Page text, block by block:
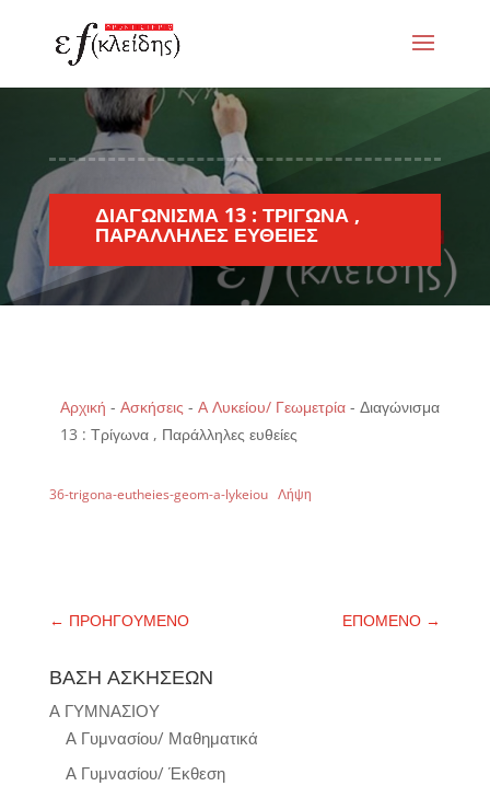
ΔΙΑΓΏΝΙΣΜΑ 13 : ΤΡΊΓΩΝΑ ,
ΠΑΡΆΛΛΗΛΕΣ ΕΥΘΕΊΕΣ
Αρχική - Ασκήσεις - Α Λυκείου/ Γεωμετρία- Διαγώνισμα
13 : Τρίγωνα , Παράλληλες ευθείες
36-trigona-eutheies-geom-a-lykeiou Λήψη
← ΠΡΟΗΓΟΥΜΕΝΟ ΕΠΟΜΕΝΟ →
ΒΑΣΗ ΑΣΚΗΣΕΩΝ
Α ΓΥΜΝΑΣΙΟΥ
Α Γυμνασίου/ Μαθηματικά
Α Γυμνασίου/ Έκθεση